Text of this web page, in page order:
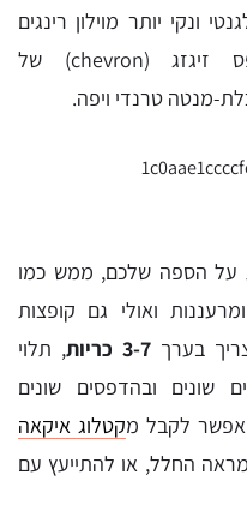
ונקי יותר מוילון רינגים
(טבעות), בתמונה וילון בהדפס זיגזג (chevron) של
מנטה טרנדי ויפה.
על הספה שלכם, ממש כמו
ואולי גם קופצות
בערך 3-7 כריות
, תלוי
שונים ובהדפסים שונים
לקבל מקטלוג איקאה
החלל, או להתייעץ עם